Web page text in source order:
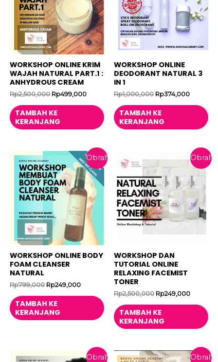
WORKSHOP ONLINE KRIM
WAJAH NATURAL PART.1 :
ANHYDROUS CREAM
Rp2,500,000 Harga
adalah:
Rp2,500,000.
Rp499,000Harga
adalah:
Rp499,000.
TAMBAH KE
KERANJANG
WORKSHOP ONLINE
DEODORANT NATURAL 3
IN 1
Rp1,000,000 Harga
adalah:
Rp1,000,000.
Rp374,000Harga
adalah:
TAMBAH KE
KERANJANG
Obral!
WORKSHOP ONLINE BODY
FOAM CLEANSER
NATURAL
Rp799,000 Harga
adalah:
Rp799,000.
Rp249,000Harga
Rp249,000.
TAMBAH KE
KERANJANG
Obral!
WORKSHOP DAN
TUTORIAL ONLINE
RELAXING FACEMIST
TONER
Rp2,500,000 Harga
adalah:
Rp2,500,000.
Rp249,000Harga
adalah:
TAMBAH KE
KERANJANG
Obral! Obral!